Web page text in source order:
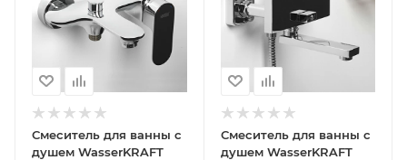
Смеситель для ванны с
душем WasserKRAFT
Смеситель для ванны с
душем WasserKRAFT